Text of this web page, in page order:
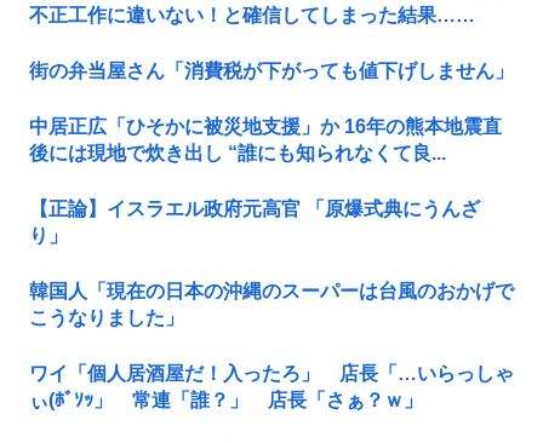
不正工作に違いない！と確信してしまった結果……
街の弁当屋さん「消費税が下がっても値下げしません」
中居正広「ひそかに被災地支援」か 16年の熊本地震直
後には現地で炊き出し “誰にも知られなくて良...
【正論】イスラエル政府元高官 「原爆式典にうんざ
り」
韓国人「現在の日本の沖縄のスーパーは台風のおかげで
こうなりました」
ワイ「個人居酒屋だ！入ったろ」 店長「…いらっしゃ
ぃ(ﾎﾞｿｯ」 常連「誰？」 店長「さぁ？ｗ」